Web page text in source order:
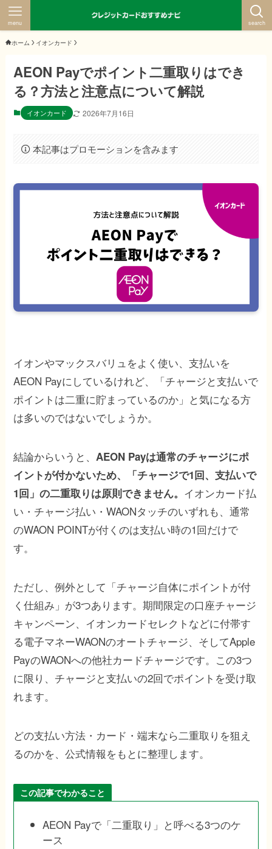
search
menu
ホーム イオンカード
AEON Payでポイント二重取りはでき
る？方法と注意点について解説
イオンカード 2026年7月16日
本記事はプロモーションを含みます
イオンやマックスバリュをよく使い、支払いを
AEON Payにしているけれど、「チャージと支払いで
ポイントは二重に貯まっているのか」と気になる方
は多いのではないでしょうか。
結論からいうと、 AEON Payは通常のチャージにポ
イントが付かないため、「チャージで1回、支払いで
1回」の二重取りは原則できません。 イオンカード払
い・チャージ払い・WAONタッチのいずれも、通常
のWAON POINTが付くのは支払い時の1回だけで
す。
ただし、例外として「チャージ自体にポイントが付
く仕組み」が3つあります。期間限定の口座チャージ
キャンペーン、イオンカードセレクトなどに付帯す
る電子マネーWAONのオートチャージ、そしてApple
PayのWAONへの他社カードチャージです。この3つ
に限り、チャージと支払いの2回でポイントを受け取
れます。
どの支払い方法・カード・端末なら二重取りを狙え
るのかを、公式情報をもとに整理します。
この記事でわかること
AEON Payで「二重取り」と呼べる3つのケ
ース